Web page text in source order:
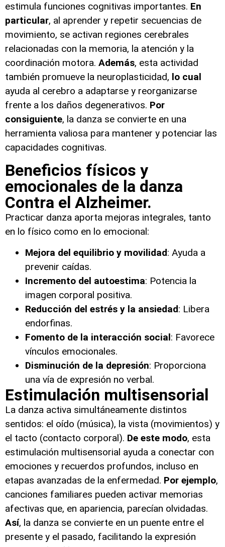
estimula funciones cognitivas importantes. En
particular, al aprender y repetir secuencias de
movimiento, se activan regiones cerebrales
relacionadas con la memoria, la atención y la
coordinación motora. Además, esta actividad
también promueve la neuroplasticidad, lo cual
ayuda al cerebro a adaptarse y reorganizarse
frente a los daños degenerativos. Por
consiguiente, la danza se convierte en una
herramienta valiosa para mantener y potenciar las
capacidades cognitivas.
Beneficios físicos y
emocionales de la danza
Contra el Alzheimer.
Practicar danza aporta mejoras integrales, tanto
en lo físico como en lo emocional:
Mejora del equilibrio y movilidad: Ayuda a
prevenir caídas.
Incremento del autoestima: Potencia la
imagen corporal positiva.
Reducción del estrés y la ansiedad: Libera
endorfinas.
Fomento de la interacción social: Favorece
vínculos emocionales.
Disminución de la depresión: Proporciona
una vía de expresión no verbal.
Estimulación multisensorial
La danza activa simultáneamente distintos
sentidos: el oído (música), la vista (movimientos) y
el tacto (contacto corporal). De este modo, esta
estimulación multisensorial ayuda a conectar con
emociones y recuerdos profundos, incluso en
etapas avanzadas de la enfermedad. Por ejemplo,
canciones familiares pueden activar memorias
afectivas que, en apariencia, parecían olvidadas.
Así, la danza se convierte en un puente entre el
presente y el pasado, facilitando la expresión